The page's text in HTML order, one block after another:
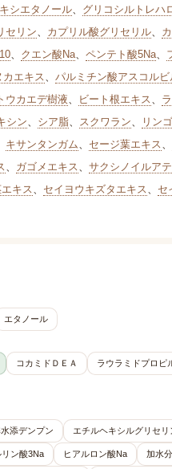
シエタノール、 グリコシルトレハ
セリン、 カプリル酸グリセリル、
、 クエン酸Na、 ペンテト酸5Na、
カエキス、 パルミチン酸アスコル
ウカエデ樹液、 ビート根エキス、
シン、 シア脂、 スクワラン、 リン
キサンタンガム、 セージ葉エキス、
、 ガゴメエキス、 サクシノイルア
キス、 セイヨウキズタエキス、 セ
エタノール
コカミドＤＥＡ ラウラミドプロピ
添デンプン エチルヘキシルグリセリ
ン酸3Na ヒアルロン酸Na 加水